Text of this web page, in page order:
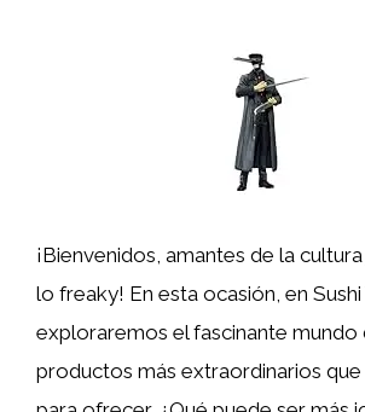
¡Bienvenidos, amantes de la
lo freaky! En esta ocasión, en Sushi
exploraremos el fascinante mundo
productos más extraordinarios que